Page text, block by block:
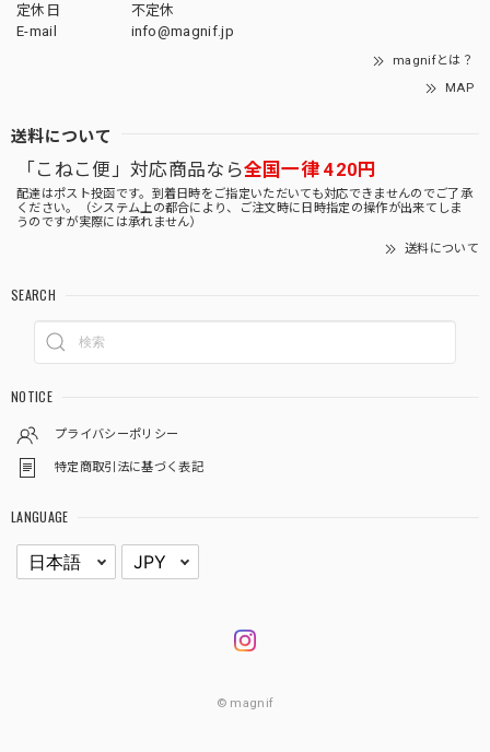
定休日
不定休
E-mail
info@magnif.jp
magnifとは？
MAP
送料について
「こねこ便」対応商品なら全国一律 420円
配達はポスト投函です。到着日時をご指定いただいても対応できませんのでご了承
ください。（システム上の都合により、ご注文時に日時指定の操作が出来てしま
うのですが実際には承れません）
送料について
SEARCH
NOTICE
プライバシーポリシー
特定商取引法に基づく表記
LANGUAGE
© magnif